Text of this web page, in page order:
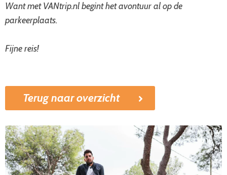
Want met VANtrip.nl begint het avontuur al op de
parkeerplaats.
Fijne reis!
Terug naar overzicht